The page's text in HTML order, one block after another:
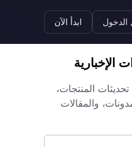
ابدأ الآن
الإخبارية
المنتجات،
والمقالات